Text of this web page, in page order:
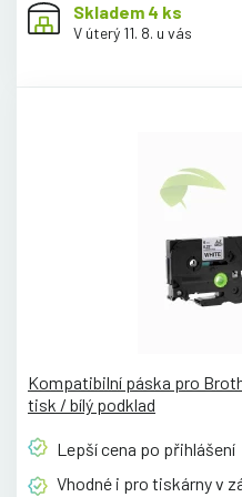
Skladem 4 ks
V úterý 11. 8. u vás
Kompatibilní páska pro
tisk / bílý podklad
Lepší cena po přihlášení
Vhodné i pro tiskárny v